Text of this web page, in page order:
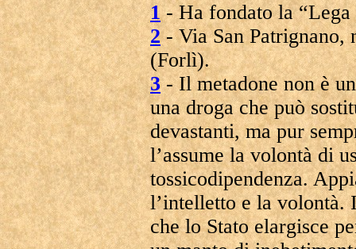
1- Ha fondato la “Lega
2- Via San Patrignano,
(Forlì).
3- Il metadone non è
una droga che può
devastanti, ma pur
l’assume la volontà di
tossicodipendenza.
l’intelletto e la volontà.
che lo Stato elargisce